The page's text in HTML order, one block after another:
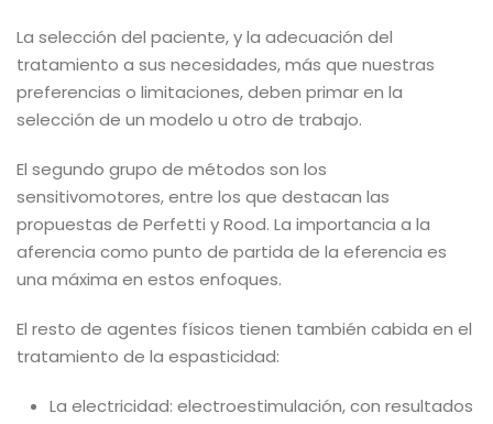
La selección del paciente, y la adecuación del
tratamiento a sus necesidades, más que nuestras
preferencias o limitaciones, deben primar en la
selección de un modelo u otro de trabajo.
El segundo grupo de métodos son los
sensitivomotores, entre los que destacan las
propuestas de Perfetti y Rood. La importancia a la
aferencia como punto de partida de la eferencia es
una máxima en estos enfoques.
El resto de agentes físicos tienen también cabida en el
tratamiento de la espasticidad:
La electricidad: electroestimulación, con resultados